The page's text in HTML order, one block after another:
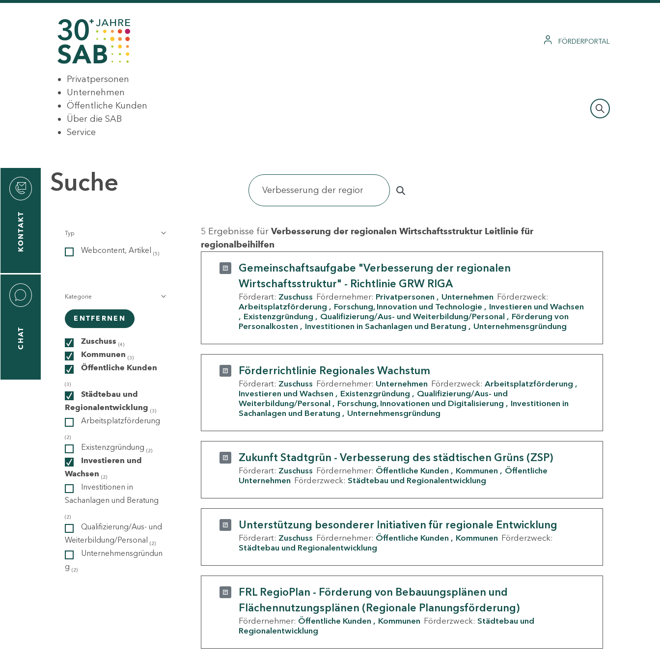
FÖRDERPORTAL
Privatpersonen
Unternehmen
Öffentliche Kunden
Über die SAB
Service
KONTAKT
CHAT
Suche
Typ
Webcontent, Artikel (5)
Kategorie
ENTFERNEN
Zuschuss (4)
Kommunen (3)
Öffentliche Kunden
(3)
Städtebau und
Regionalentwicklung (3)
Arbeitsplatzförderung
(2)
Existenzgründung (2)
Investieren und
Wachsen (2)
Investitionen in
Sachanlagen und Beratung
(2)
Qualifizierung/Aus- und
Weiterbildung/Personal (2)
Unternehmensgründun
g (2)
5 Ergebnisse für Verbesserung der regionalen Wirtschaftsstruktur Leitlinie für
regionalbeihilfen
Gemeinschaftsaufgabe "Verbesserung der regionalen
Wirtschaftsstruktur" - Richtlinie GRW RIGA
Förderart: Zuschuss Fördernehmer: Privatpersonen Unternehmen Förderzweck:
Arbeitsplatzförderung
Forschung, Innovation und Technologie
Investieren und Wachsen
Existenzgründung
Qualifizierung/Aus- und Weiterbildung/Personal
Förderung von
Personalkosten
Investitionen in Sachanlagen und Beratung Unternehmensgründung
Förderrichtlinie Regionales Wachstum
Förderart: Zuschuss Fördernehmer: Unternehmen Förderzweck: Arbeitsplatzförderung
Investieren und Wachsen
Existenzgründung
Qualifizierung/Aus- und
Weiterbildung/Personal
Forschung, Innovationen und Digitalisierung
Investitionen in
Sachanlagen und Beratung
Unternehmensgründung
Zukunft Stadtgrün - Verbesserung des städtischen Grüns (ZSP)
Förderart: Zuschuss Fördernehmer: Öffentliche Kunden Kommunen
Öffentliche
Unternehmen Förderzweck: Städtebau und Regionalentwicklung
Unterstützung besonderer Initiativen für regionale Entwicklung
Förderart: Zuschuss Fördernehmer: Öffentliche Kunden Kommunen Förderzweck:
Städtebau und Regionalentwicklung
FRL RegioPlan - Förderung von Bebauungsplänen und
Flächennutzungsplänen (Regionale Planungsförderung)
Fördernehmer: Öffentliche Kunden Kommunen Förderzweck: Städtebau und
Regionalentwicklung